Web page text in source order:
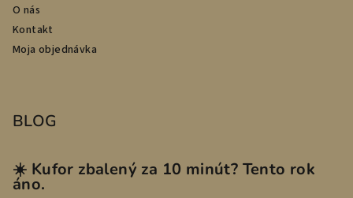
O nás
Kontakt
Moja objednávka
BLOG
☀️ Kufor zbalený za 10 minút? Tento rok
áno.